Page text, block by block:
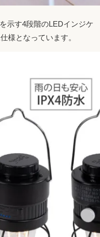
示す4段階のLEDインジケ
様となっています。